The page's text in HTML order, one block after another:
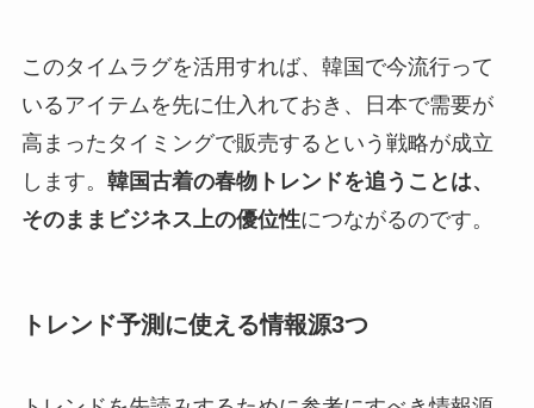
このタイムラグを活用すれば、韓国で今流行って
いるアイテムを先に仕入れておき、日本で需要が
高まったタイミングで販売するという戦略が成立
します。 韓国古着の春物トレンドを追うことは、
そのままビジネス上の優位性につながるのです。
トレンド予測に使える情報源3つ